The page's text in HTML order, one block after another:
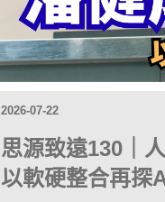
2026-07-22
思源致遠130｜
以軟硬整合再探